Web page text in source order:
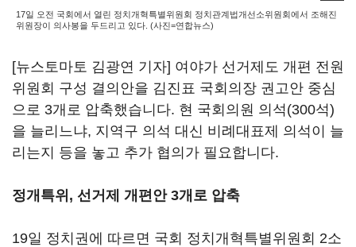
17일 오전 국회에서 열린 정치개혁특별위원회 정치관계법개선소위원회에서 조해진
위원장이 의사봉을 두드리고 있다. (사진=연합뉴스)
[뉴스토마토 김광연 기자] 여야가 선거제도 개편 전원
위원회 구성 결의안을 김진표 국회의장 권고안 중심
으로 3개로 압축했습니다. 현 국회의원 의석(300석)
을 늘리느냐, 지역구 의석 대신 비례대표제 의석이 늘
리는지 등을 놓고 추가 협의가 필요합니다.
정개특위, 선거제 개편안 3개로 압축
19일 정치권에 따르면 국회 정치개혁특별위원회 2소